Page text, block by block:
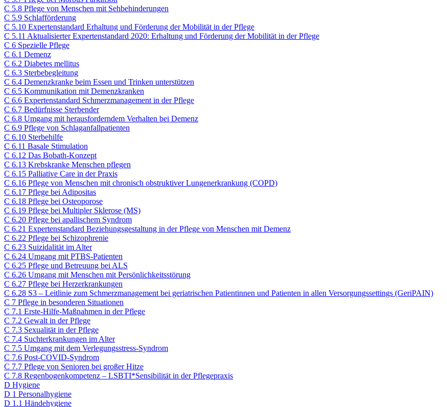
C 5.8 Pflege von Menschen mit Sehbehinderungen
C 5.9 Schlafförderung
C 5.10 Expertenstandard Erhaltung und Förderung der Mobilität in der Pflege
C 5.11 Aktualisierter Expertenstandard 2020: Erhaltung und Förderung der Mobilität in der Pflege
C 6 Spezielle Pflege​
C 6.1 Demenz
C 6.2 Diabetes mellitus
C 6.3 Sterbebegleitung
C 6.4 Demenzkranke beim Essen und Trinken unterstützen
C 6.5 Kommunikation mit Demenzkranken
C 6.6 Expertenstandard Schmerzmanagement in der Pflege
C 6.7 Bedürfnisse Sterbender
C 6.8 Umgang mit herausforderndem Verhalten bei Demenz
C 6.9 Pflege von Schlaganfallpatienten
C 6.10 Sterbehilfe
C 6.11 Basale Stimulation
C 6.12 Das Bobath-Konzept
C 6.13 Krebskranke Menschen pflegen
C 6.15 Palliative Care in der Praxis
C 6.16 Pflege von Menschen mit chronisch obstruktiver Lungenerkrankung (COPD)
C 6.17 Pflege bei Adipositas
C 6.18 Pflege bei Osteoporose
C 6.19 Pflege bei Multipler Sklerose (MS)
C 6.20 Pflege bei apallischem Syndrom
C 6.21 Expertenstandard Beziehungsgestaltung in der Pflege von Menschen mit Demenz
C 6.22 Pflege bei Schizophrenie
C 6.23 Suizidalität im Alter
C 6.24 Umgang mit PTBS-Patienten
C 6.25 Pflege und Betreuung bei ALS
C 6.26 Umgang mit Menschen mit Persönlichkeitsstörung
C 6.27 Pflege bei Herzerkrankungen
C 6.28 S3 – Leitlinie zum Schmerzmanagement bei geriatrischen Patientinnen und Patienten in allen Versorgungssettings (GeriPAIN)
C 7 Pflege in besonderen Situationen​
C 7.1 Erste-Hilfe-Maßnahmen in der Pflege
C 7.2 Gewalt in der Pflege
C 7.3 Sexualität in der Pflege
C 7.4 Suchterkrankungen im Alter
C 7.5 Umgang mit dem Verlegungsstress-Syndrom
C 7.6 Post-COVID-Syndrom
C 7.7 Pflege von Senioren bei großer Hitze
C 7.8 Regenbogenkompetenz – LSBTI*Sensibilität in der Pflegepraxis
D Hygiene​
D 1 Personalhygiene​
D 1.1 Händehygiene